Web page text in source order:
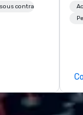
run with
contrat